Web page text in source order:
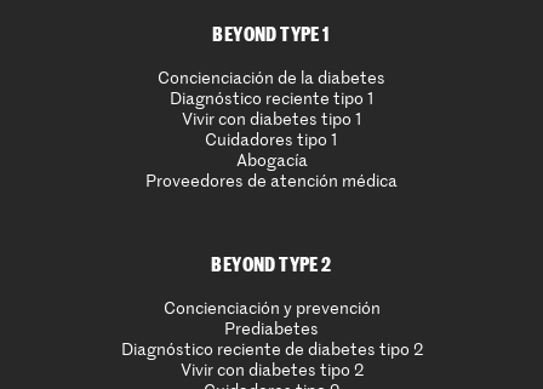
BEYOND TYPE 1
Concienciación de la diabetes
Diagnóstico reciente tipo 1
Vivir con diabetes tipo 1
Cuidadores tipo 1
Abogacía
Proveedores de atención médica
BEYOND TYPE 2
Concienciación y prevención
Prediabetes
Diagnóstico reciente de diabetes tipo 2
Vivir con diabetes tipo 2